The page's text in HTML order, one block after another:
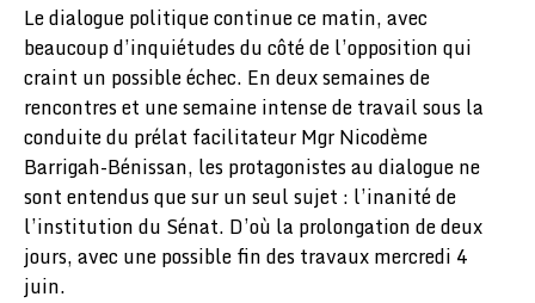
Le dialogue politique continue ce matin, avec
beaucoup d’inquiétudes du côté de l’opposition qui
craint un possible échec. En deux semaines de
rencontres et une semaine intense de travail sous la
conduite du prélat facilitateur Mgr Nicodème
Barrigah-Bénissan, les protagonistes au dialogue ne
sont entendus que sur un seul sujet : l’inanité de
l’institution du Sénat. D’où la prolongation de deux
jours, avec une possible fin des travaux mercredi 4
juin.